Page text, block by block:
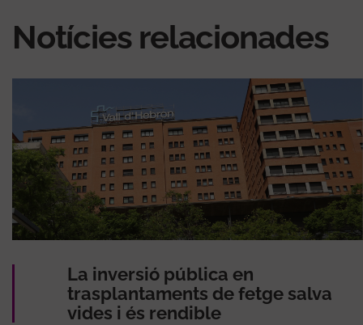
Notícies relacionades
La inversió pública en
trasplantaments de fetge salva
vides i és rendible